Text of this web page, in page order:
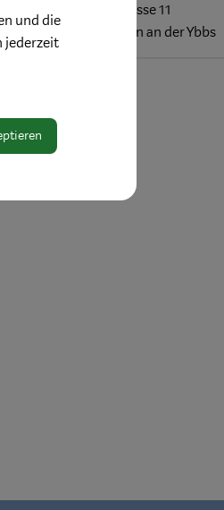
Rabenbergstrasse 11
3340 Waidhofen an der Ybbs
und die
jederzeit